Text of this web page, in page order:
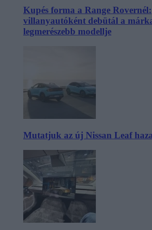
Kupés forma a Range Rovernél:
villanyautóként debütál a
legmerészebb modellje
Mutatjuk az új Nissan Leaf